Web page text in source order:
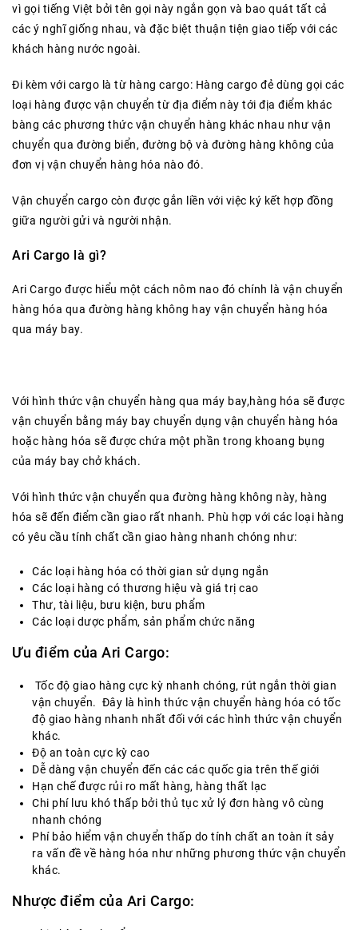
vì gọi tiếng Việt bởi tên gọi này ngắn gọn và bao quát tất cả
các ý nghĩ giống nhau, và đặc biệt thuận tiện giao tiếp với các
khách hàng nước ngoài.
Đi kèm với cargo là từ hàng cargo: Hàng cargo đẻ dùng gọi các
loại hàng được vận chuyển từ địa điểm này tới địa điểm khác
bàng các phương thức vận chuyển hàng khác nhau như vận
chuyển qua đường biển, đường bộ và đường hàng không của
đơn vị vận chuyển hàng hóa nào đó.
Vận chuyển cargo còn được gắn liền với việc ký kết hợp đồng
giữa người gửi và người nhận.
Ari Cargo là gì?
Ari Cargo được hiểu một cách nôm nao đó chính là vận chuyển
hàng hóa qua đường hàng không hay vận chuyển hàng hóa
qua máy bay.
Với hình thức vận chuyển hàng qua máy bay,hàng hóa sẽ được
vận chuyển bằng máy bay chuyển dụng vận chuyển hàng hóa
hoặc hàng hóa sẽ được chứa một phần trong khoang bụng
của máy bay chở khách.
Với hình thức vận chuyển qua đường hàng không này, hàng
hóa sẽ đến điểm cần giao rất nhanh. Phù hợp với các loại hàng
có yêu cầu tính chất cần giao hàng nhanh chóng như:
Các loại hàng hóa có thời gian sử dụng ngắn
Các loại hàng có thương hiệu và giá trị cao
Thư, tài liệu, bưu kiện, bưu phẩm
Các loại dược phẩm, sản phẩm chức năng
Ưu điểm của Ari Cargo:
Tốc độ giao hàng cực kỳ nhanh chóng, rút ngắn thời gian
vận chuyển. Đây là hình thức vận chuyển hàng hóa có tốc
độ giao hàng nhanh nhất đối với các hình thức vận chuyển
khác.
Độ an toàn cực kỳ cao
Dễ dàng vận chuyển đến các các quốc gia trên thế giới
Hạn chế được rủi ro mất hàng, hàng thất lạc
Chi phí lưu khó thấp bởi thủ tục xử lý đơn hàng vô cùng
nhanh chóng
Phí bảo hiểm vận chuyển thấp do tính chất an toàn ít sảy
ra vấn đề về hàng hóa như những phương thức vận chuyển
khác.
Nhược điểm của Ari Cargo: